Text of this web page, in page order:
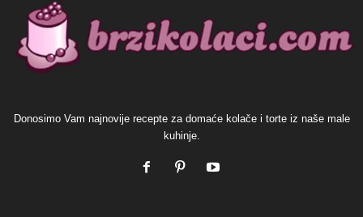
Donosimo Vam najnovije recepte za domaće kolače i torte iz naše male
kuhinje.